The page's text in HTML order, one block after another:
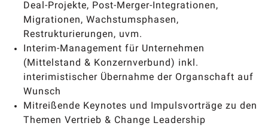
Deal-Projekte, Post-Merger-Integrationen,
Migrationen, Wachstumsphasen,
Restrukturierungen, uvm.
Interim-Management für Unternehmen
(Mittelstand & Konzernverbund) inkl.
interimistischer Übernahme der Organschaft auf
Wunsch
Mitreißende Keynotes und Impulsvorträge zu den
Themen Vertrieb & Change Leadership